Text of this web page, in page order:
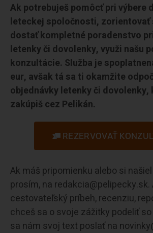
Ak potrebuješ pomôcť pri výbere
leteckej spoločnosti, zorientovať
dostať kompletné poradenstvo
letenky či dovolenky, využi našu
konzultácie. Služba je
eur, avšak tá sa ti okamžite
objednávky letenky či dovolenky,
zakúpiš cez Pelikán.
REZERVOVAŤ
Ak máš pripomienku alebo si
prosím, na
cestovateľský príbeh, recenziu,
chceš sa o svoje zážitky podeliť
sa nám svoj text poslať na